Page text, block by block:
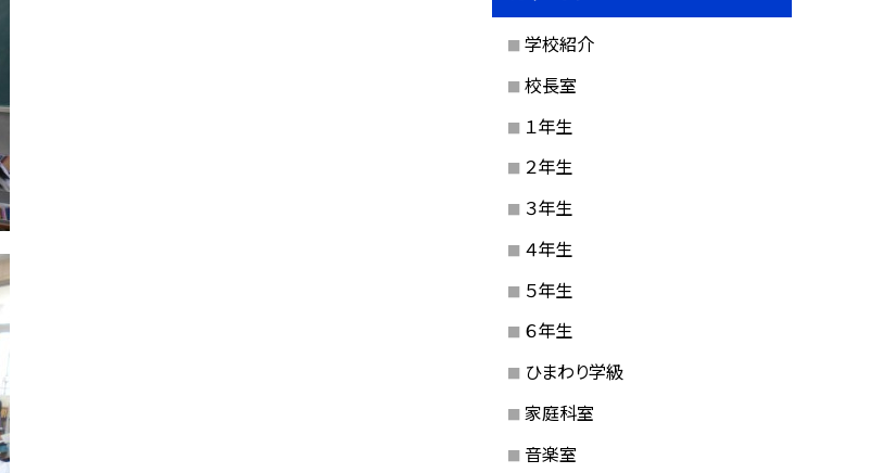
学校紹介
校長室
１年生
２年生
３年生
４年生
５年生
６年生
ひまわり学級
家庭科室
音楽室